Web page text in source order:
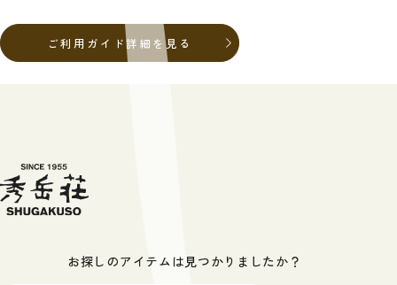
ご利用ガイド詳細を見る
お探しのアイテムは見つかりましたか？